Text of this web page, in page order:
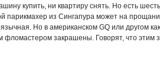
купить, ни квартиру снять. Но есть
парикмахер из Сингапура может на
Но в американском GQ или другом
закрашены. Говорят, что этим